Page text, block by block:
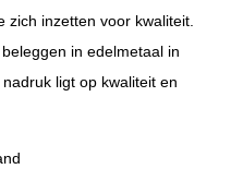
zich inzetten voor kwaliteit.
in edelmetaal in
ligt op kwaliteit en